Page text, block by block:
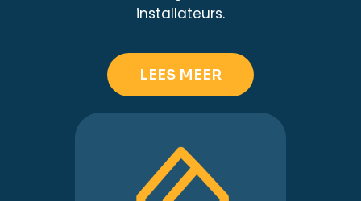
installateurs.
LEES MEER